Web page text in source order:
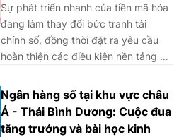
Sự phát triển nhanh của tiền mã hóa
đang làm thay đổi bức tranh tài
chính số, đồng thời đặt ra yêu cầu
hoàn thiện các điều kiện nền tảng và
phát triển an toàn, bền vững.
Ngân hàng số tại khu vực châu
Á - Thái Bình Dương: Cuộc đua
tăng trưởng và bài học kinh